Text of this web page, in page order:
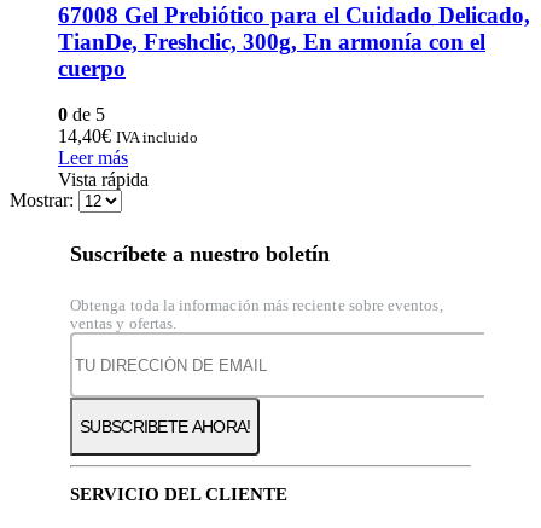
67008 Gel Prebiótico para el Cuidado Delicado,
TianDe, Freshclic, 300g, En armonía con el
cuerpo
0 de 5
14,40€ IVA incluido
Leer más
Vista rápida
Mostrar:
Suscríbete a nuestro boletín
Obtenga toda la información más reciente sobre eventos,
ventas y ofertas.
SERVICIO DEL CLIENTE